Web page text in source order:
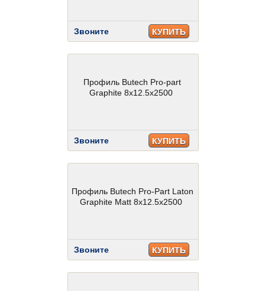
Звоните КУПИТЬ
Профиль Butech Pro-part
Graphite 8x12.5x2500
Звоните КУПИТЬ
Профиль Butech Pro-Part Laton
Graphite Matt 8x12.5x2500
Звоните КУПИТЬ